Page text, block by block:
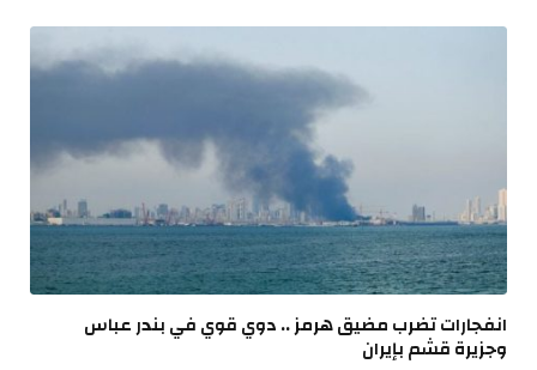
انفجارات تضرب مضيق هرمز .. دوي قوي في بندر عباس
وجزيرة قشم بإيران